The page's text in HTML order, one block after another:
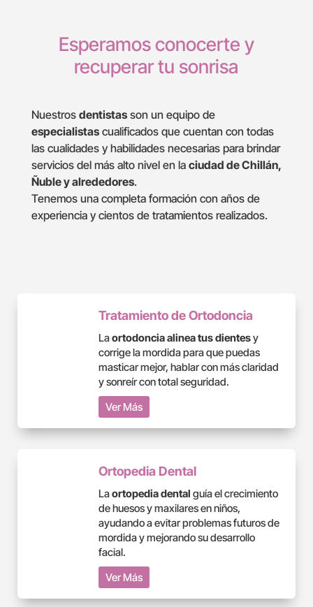
Esperamos conocerte y
recuperar tu sonrisa
Nuestros dentistasson un equipo de
especialistascualificados que cuentan con todas
las cualidades y habilidades necesarias para brindar
servicios del más alto nivel en la ciudad de Chillán,
Ñuble y alrededores.
Tenemos una completa formación con años de
experiencia y cientos de tratamientos realizados.
Tratamiento de Ortodoncia
Laortodonciaalinea tus dientesy
corrige la mordida para que puedas
masticar mejor, hablar con más claridad
y sonreír con total seguridad.
Ver Más
Ortopedia Dental
Laortopedia dental guía el crecimiento
de huesos y maxilares en niños,
ayudando a evitar problemas futuros de
mordida y mejorando su desarrollo
facial.
Ver Más